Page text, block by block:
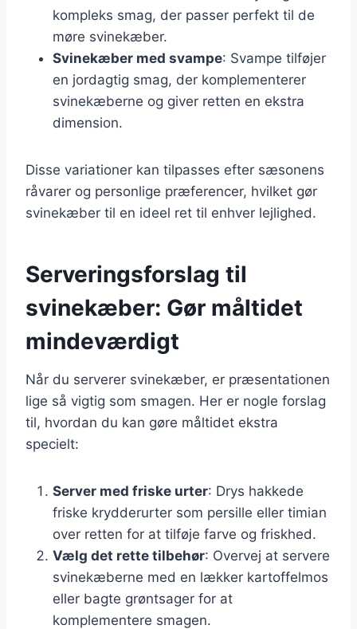
kompleks smag, der passer perfekt til de
møre svinekæber.
Svinekæber med svampe: Svampe tilføjer
en jordagtig smag, der komplementerer
svinekæberne og giver retten en ekstra
dimension.
Disse variationer kan tilpasses efter sæsonens
råvarer og personlige præferencer, hvilket gør
svinekæber til en ideel ret til enhver lejlighed.
Serveringsforslag til
svinekæber: Gør måltidet
mindeværdigt
Når du serverer svinekæber, er præsentationen
lige så vigtig som smagen. Her er nogle forslag
til, hvordan du kan gøre måltidet ekstra
specielt:
Server med friske urter: Drys hakkede
friske krydderurter som persille eller timian
over retten for at tilføje farve og friskhed.
Vælg det rette tilbehør: Overvej at servere
svinekæberne med en lækker kartoffelmos
eller bagte grøntsager for at
komplementere smagen.